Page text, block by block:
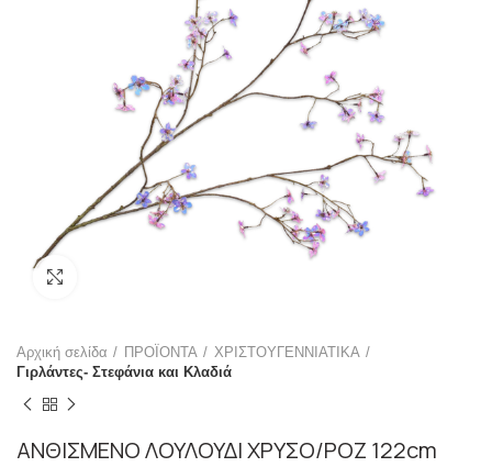
Αρχική σελίδα ΠΡΟΪΟΝΤΑ
ΧΡΙΣΤΟΥΓΕΝΝΙΑΤΙΚΑ
Γιρλάντες- Στεφάνια και Κλαδιά
ΑΝΘΙΣΜΕΝΟ ΛΟΥΛΟΥΔΙ ΧΡΥΣΟ/ΡΟΖ 122cm